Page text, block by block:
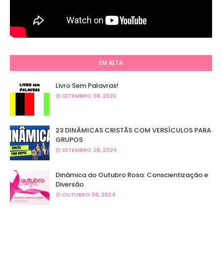
EM ALTA
Livro Sem Palavras!
SETEMBRO 08, 2020
23 DINÂMICAS CRISTÃS COM VERSÍCULOS PARA
GRUPOS
SETEMBRO 28, 2024
Dinâmica do Outubro Rosa: Conscientização e
Diversão
OUTUBRO 08, 2024